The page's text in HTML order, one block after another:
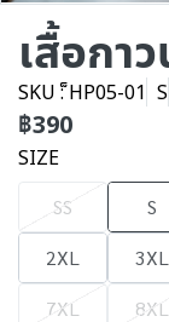
เสื้อกา
SKU : ็HP05-01 S
฿390
SIZE
SS S
2XL
3XL
7XL
8XL